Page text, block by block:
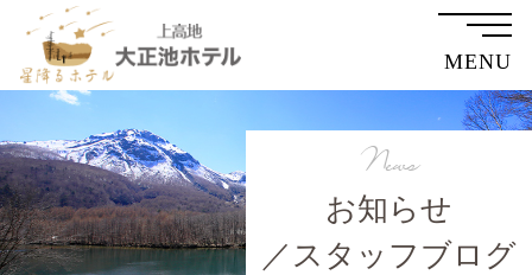
MENU
お知らせ
／スタッフブログ
News